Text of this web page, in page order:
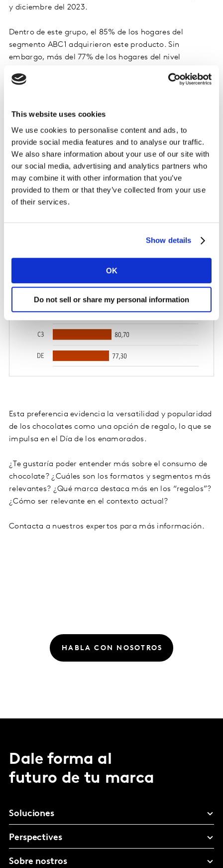
This website uses cookies
We use cookies to personalise content and ads, to
provide social media features and to analyse our traffic.
We also share information about your use of our site with
our social media, advertising and analytics partners who
may combine it with other information that you’ve
provided to them or that they’ve collected from your use
of their services.
Show details
OK
Do not sell or share my personal information
y diciembre del 2023.
Dentro de este grupo, el 85% de los hogares del
segmento ABC1 adquirieron este producto. Sin
embargo, más del 77% de los hogares del nivel
chocolates.
años destacan, con un 82% adoptando el consumo de
chocolates. También es importante destacar que los
hogares con una menor penetración en la categoría
fueron los ubicados en las edades de 60 a 69 años, pero
igualmente el 75% de ellos adquirió este producto en
los últimos seis meses, lo que sigue siendo un número
alto.
Esta preferencia evidencia la versatilidad y popularidad
de los chocolates como una opción de regalo, lo que se
impulsa en el Día de los enamorados.
¿Te gustaría poder entender más sobre el consumo de
chocolate? ¿Cuáles son los formatos y segmentos más
relevantes? ¿Qué marca destaca más en los “regalos”?
¿Cómo ser relevante en el contexto actual?
Contacta a nuestros expertos para más información.
HABLA CON NOSOTROS
Dale forma al
futuro de tu marca
Soluciones
Perspectives
Sobre nostros